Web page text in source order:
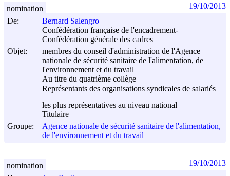
De:
Bernard Salengro
Confédération française de l'encadrement-
Confédération générale des cadres
Objet:
membres du conseil d'administration de l'Agence
nationale de sécurité sanitaire de l'alimentation, de
l'environnement et du travail
Au titre du quatrième collège
Représentants des organisations syndicales de salariés
les plus représentatives au niveau national
Titulaire
Groupe:
Agence nationale de sécurité sanitaire de l'alimentation,
de l'environnement et du travail
nomination 19/10/2013
nomination 19/10/2013